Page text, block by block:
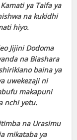
ya Taifa ya
na kukidhi
hiyo.
Jijini Dodoma
na Biashara
baina ya
uwekezaji ni
makapuni
nchi yetu.
na Urasimu
mikataba ya